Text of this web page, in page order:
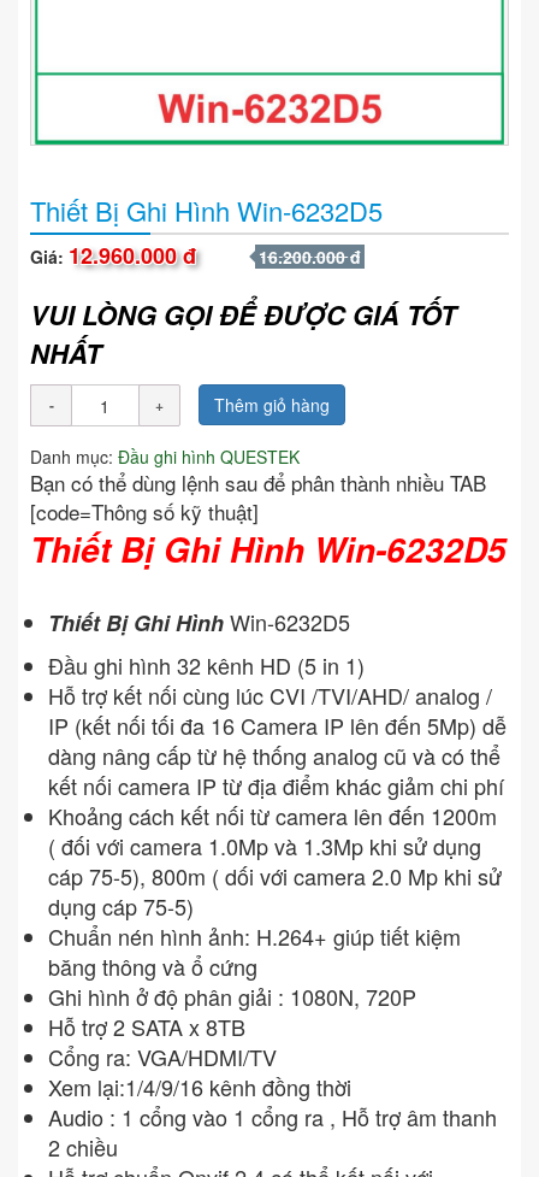
Thiết Bị Ghi Hình Win-6232D5
Giá: 12.960.000 đ 16.200.000 đ
VUI LÒNG GỌI ĐỂ ĐƯỢC GIÁ TỐT
NHẤT
Thêm giỏ hàng
Danh mục: Đầu ghi hình QUESTEK
Bạn có thể dùng lệnh sau để phân thành nhiều TAB
[code=Thông số kỹ thuật]
Thiết Bị Ghi Hình Win-6232D5
Thiết Bị Ghi HìnhWin-6232D5
Đầu ghi hình 32 kênh HD (5 in 1)
Hỗ trợ kết nối cùng lúc CVI /TVI/AHD/ analog /
IP (kết nối tối đa 16 Camera IP lên đến 5Mp) dễ
dàng nâng cấp từ hệ thống analog cũ và có thể
kết nối camera IP từ địa điểm khác giảm chi phí
Khoảng cách kết nối từ camera lên đến 1200m
( đối với camera 1.0Mp và 1.3Mp khi sử dụng
cáp 75-5), 800m ( dối với camera 2.0 Mp khi sử
dụng cáp 75-5)
Chuẩn nén hình ảnh: H.264+ giúp tiết kiệm
băng thông và ổ cứng
Ghi hình ở độ phân giải : 1080N, 720P
Hỗ trợ 2 SATA x 8TB
Cổng ra: VGA/HDMI/TV
Xem lại:1/4/9/16 kênh đồng thời
Audio : 1 cổng vào 1 cổng ra , Hỗ trợ âm thanh
2 chiều